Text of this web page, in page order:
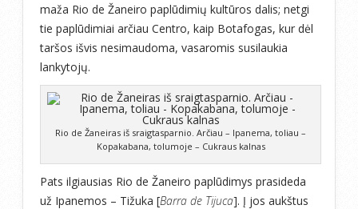
maža Rio de Žaneiro paplūdimių kultūros dalis; netgi
tie paplūdimiai arčiau Centro, kaip Botafogas, kur dėl
taršos išvis nesimaudoma, vasaromis susilaukia
lankytojų.
Rio de Žaneiras iš sraigtasparnio. Arčiau – Ipanema, toliau –
Kopakabana, tolumoje – Cukraus kalnas
Pats ilgiausias Rio de Žaneiro paplūdimys prasideda
už Ipanemos – Tižuka [Barra de Tijuca]. Į jos aukštus